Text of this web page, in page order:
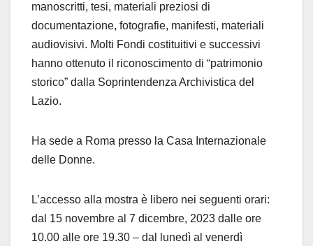
manoscritti, tesi, materiali preziosi di
documentazione, fotografie, manifesti, materiali
audiovisivi. Molti Fondi costituitivi e successivi
hanno ottenuto il riconoscimento di “patrimonio
storico” dalla Soprintendenza Archivistica del
Lazio.
Ha sede a Roma presso la Casa Internazionale
delle Donne.
L’accesso alla mostra è libero nei seguenti orari:
dal 15 novembre al 7 dicembre, 2023 dalle ore
10.00 alle ore 19.30 – dal lunedì al venerdì